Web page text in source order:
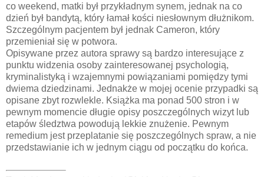
co weekend, matki był przykładnym synem, jednak na co
dzień był bandytą, który łamał kości niesłownym dłużnikom.
Szczególnym pacjentem był jednak Cameron, który
przemieniał się w potwora.
Opisywane przez autora sprawy są bardzo interesujące z
punktu widzenia osoby zainteresowanej psychologią,
kryminalistyką i wzajemnymi powiązaniami pomiędzy tymi
dwiema dziedzinami. Jednakże w mojej ocenie przypadki są
opisane zbyt rozwlekle. Książka ma ponad 500 stron i w
pewnym momencie długie opisy poszczególnych wizyt lub
etapów śledztwa powodują lekkie znużenie. Pewnym
remedium jest przeplatanie się poszczególnych spraw, a nie
przedstawianie ich w jednym ciągu od początku do końca.